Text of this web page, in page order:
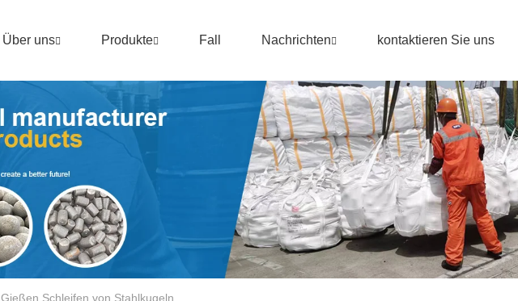
Über uns Produkte Fall Nachrichten kontaktieren Sie uns
Gießen Schleifen von Stahlkugeln